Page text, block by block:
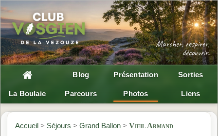
Blog Présentation Sorties
La Boulaie Parcours Photos Liens
Accueil > Séjours > Grand Ballon > Vieil Armand